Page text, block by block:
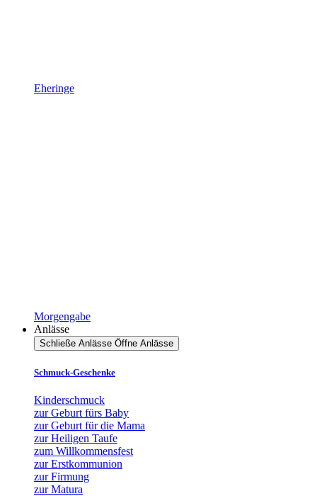
Eheringe
Morgengabe
Anlässe
Schließe Anlässe Öffne Anlässe
Schmuck-Geschenke
Kinderschmuck
zur Geburt fürs Baby
zur Geburt für die Mama
zur Heiligen Taufe
zum Willkommensfest
zur Erstkommunion
zur Firmung
zur Matura